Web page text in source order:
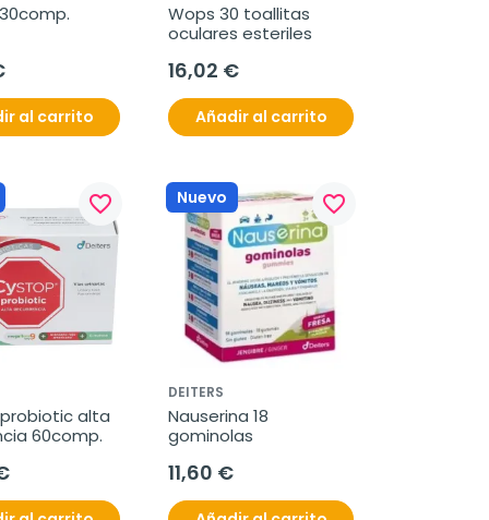
al carrito
Wops 30 toallitas
oculares esteriles
16,02 €
Añadir al carrito
favorite_border
alta
60comp.
Nuevo favorite_border
DEITERS
Nauserina 18
gominolas
11,60 €